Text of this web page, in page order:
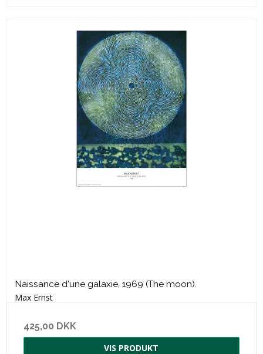
Naissance d'une galaxie, 1969 (The moon).
Max Ernst
425,00 DKK
VIS PRODUKT